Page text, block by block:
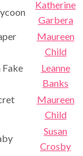
Katherine
Garbera
Maureen
Child
Leanne
Banks
Maureen
Child
Susan
Crosby